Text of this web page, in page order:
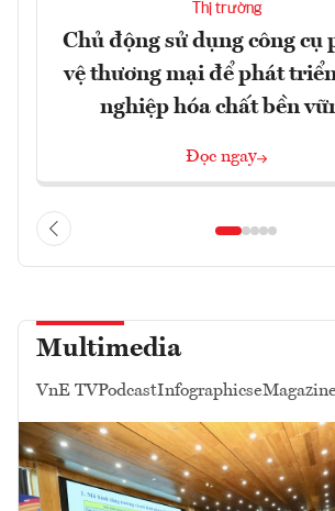
Thị trường
Chủ động sử dụng công cụ
vệ thương mại để phát
nghiệp hóa chất bền
Đọc ngay
Multimedia
VnE TVPodcastInfographicseMagazine